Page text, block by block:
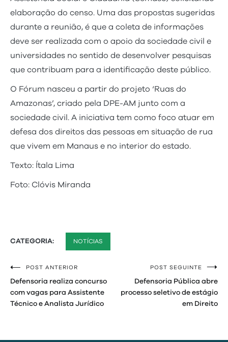
elaboração do censo. Uma das propostas sugeridas
durante a reunião, é que a coleta de informações
deve ser realizada com o apoio da sociedade civil e
universidades no sentido de desenvolver pesquisas
que contribuam para a identificação deste público.
O Fórum nasceu a partir do projeto ‘Ruas do
Amazonas’, criado pela DPE-AM junto com a
sociedade civil. A iniciativa tem como foco atuar em
defesa dos direitos das pessoas em situação de rua
que vivem em Manaus e no interior do estado.
Texto: Ítala Lima
Foto: Clóvis Miranda
CATEGORIA: NOTÍCIAS
Navegação
de
Post
POST ANTERIOR
Defensoria realiza concurso
com vagas para Assistente
Técnico e Analista Jurídico
POST SEGUINTE
Defensoria Pública abre
processo seletivo de estágio
em Direito